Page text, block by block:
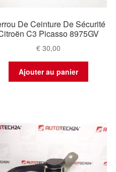
De Ceinture De Sécurité
C3 Picasso 8975GV
€ 30,00
Ajouter au panier